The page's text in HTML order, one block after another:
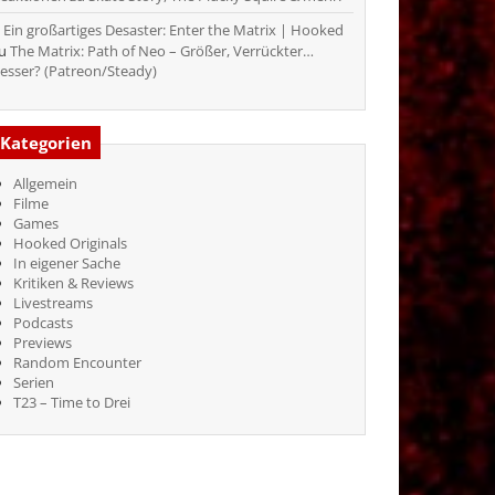
Ein großartiges Desaster: Enter the Matrix | Hooked
The Matrix: Path of Neo – Größer, Verrückter…
(Patreon/Steady)
Kategorien
Allgemein
Filme
Games
Hooked Originals
In eigener Sache
Kritiken & Reviews
Livestreams
Podcasts
Previews
Random Encounter
Serien
T23 – Time to Drei